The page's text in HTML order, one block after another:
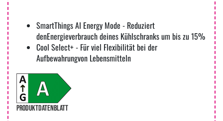
SmartThings AI Energy Mode - Reduziert
denEnergieverbrauch deines Kühlschranks um bis zu 15%
Cool Select+ - Für viel Flexibilität bei der
Aufbewahrungvon Lebensmitteln
PRODUKTDATENBLATT